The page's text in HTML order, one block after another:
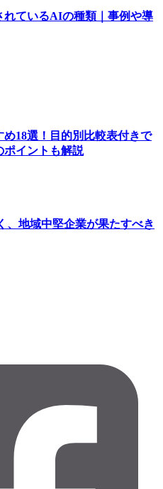
れているAIの種類｜事例や導
18選！目的別比較表付きで
ポイントも解説
、地域中堅企業が果たすべき